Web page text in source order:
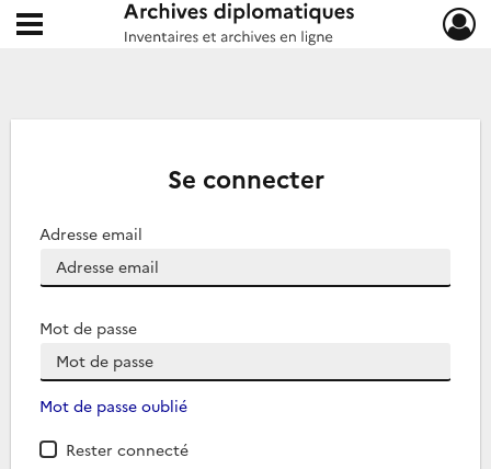
Archives diplomatiques
Ouvrir le menu déroulant
Se connecter
Adresse email
Mot de passe
Mot de passe oublié
Rester connecté